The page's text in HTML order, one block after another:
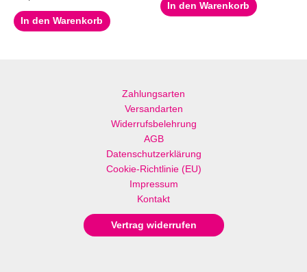
In den Warenkorb
In den Warenkorb
Zahlungsarten
Versandarten
Widerrufsbelehrung
AGB
Datenschutzerklärung
Cookie-Richtlinie (EU)
Impressum
Kontakt
Vertrag widerrufen